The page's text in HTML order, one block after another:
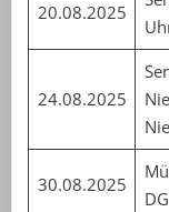
20.08.2025
24.08.2025
30.08.2025